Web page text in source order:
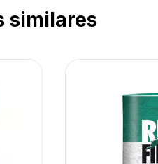
similares